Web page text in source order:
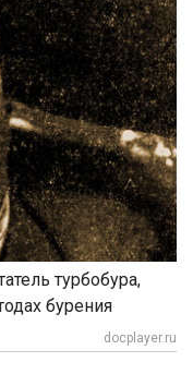
турбобура,
бурения
docplayer.ru